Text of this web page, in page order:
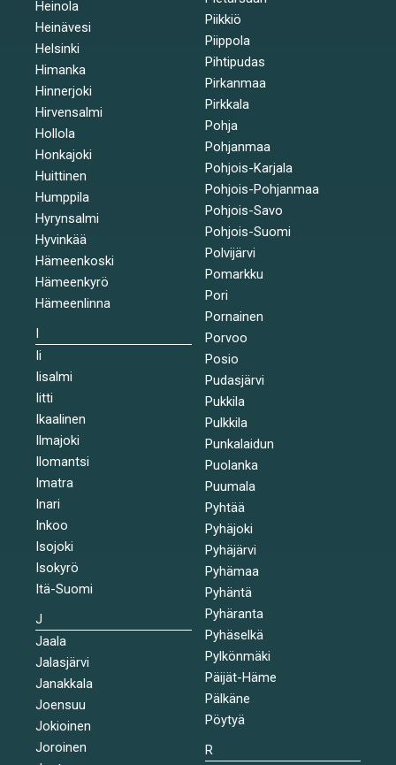
Heinola
Heinävesi
Helsinki
Himanka
Hinnerjoki
Hirvensalmi
Hollola
Honkajoki
Huittinen
Humppila
Hyrynsalmi
Hyvinkää
Hämeenkoski
Hämeenkyrö
Hämeenlinna
I
Ii
Iisalmi
Iitti
Ikaalinen
Ilmajoki
Ilomantsi
Imatra
Inari
Inkoo
Isojoki
Isokyrö
Itä-Suomi
J
Jaala
Jalasjärvi
Janakkala
Joensuu
Jokioinen
Joroinen
Piikkiö
Piippola
Pihtipudas
Pirkanmaa
Pirkkala
Pohja
Pohjanmaa
Pohjois-Karjala
Pohjois-Pohjanmaa
Pohjois-Savo
Pohjois-Suomi
Polvijärvi
Pomarkku
Pori
Pornainen
Porvoo
Posio
Pudasjärvi
Pukkila
Pulkkila
Punkalaidun
Puolanka
Puumala
Pyhtää
Pyhäjoki
Pyhäjärvi
Pyhämaa
Pyhäntä
Pyhäranta
Pyhäselkä
Pylkönmäki
Päijät-Häme
Pälkäne
Pöytyä
R